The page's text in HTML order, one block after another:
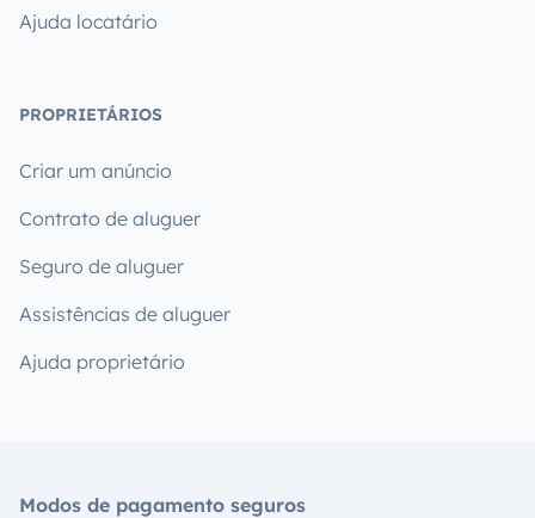
Ajuda locatário
PROPRIETÁRIOS
Criar um anúncio
Contrato de aluguer
Seguro de aluguer
Assistências de aluguer
Ajuda proprietário
Modos de pagamento seguros